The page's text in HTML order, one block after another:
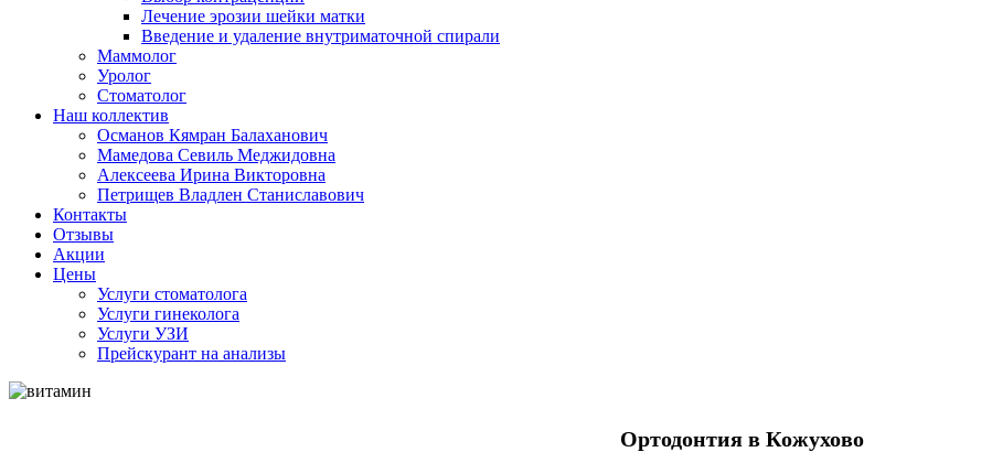
Лечение эрозии шейки матки
Введение и удаление внутриматочной спирали
Маммолог
Уролог
Стоматолог
Наш коллектив
Османов Кямран Балаханович
Мамедова Севиль Меджидовна
Алексеева Ирина Викторовна
Петрищев Владлен Станиславович
Контакты
Отзывы
Акции
Цены
Услуги стоматолога
Услуги гинеколога
Услуги УЗИ
Прейскурант на анализы
Ортодонтия в Кожухово